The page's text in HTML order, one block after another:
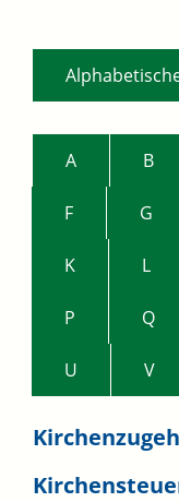
A B
F G
K L
P Q
U V